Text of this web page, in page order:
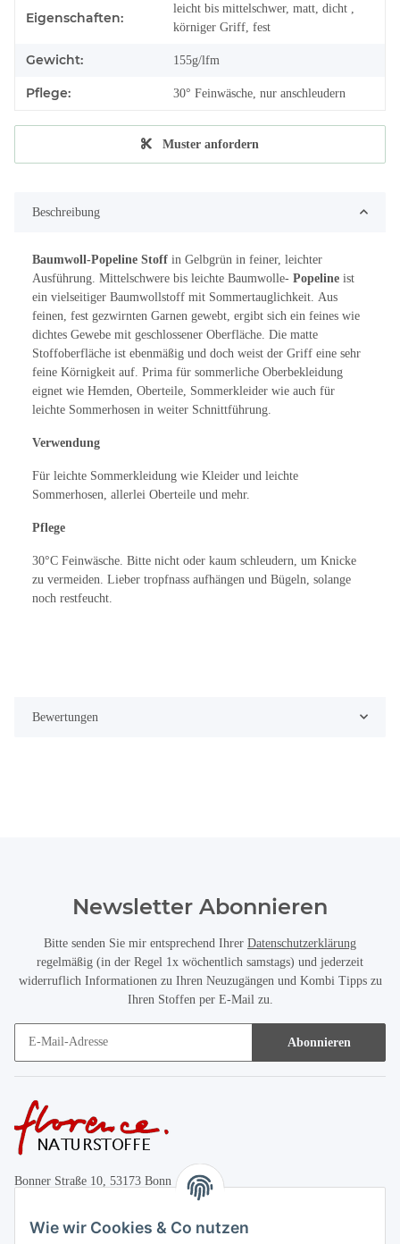
Eigenschaften:
leicht bis mittelschwer, matt, dicht ,
körniger Griff, fest
Gewicht: 155g/lfm
Pflege: 30° Feinwäsche, nur anschleudern
Muster anfordern
Beschreibung
Baumwoll-Popeline Stoff in Gelbgrün in feiner, leichter
Ausführung. Mittelschwere bis leichte Baumwolle- Popeline ist
ein vielseitiger Baumwollstoff mit Sommertauglichkeit. Aus
feinen, fest gezwirnten Garnen gewebt, ergibt sich ein feines wie
dichtes Gewebe mit geschlossener Oberfläche. Die matte
Stoffoberfläche ist ebenmäßig und doch weist der Griff eine sehr
feine Körnigkeit auf. Prima für sommerliche Oberbekleidung
eignet wie Hemden, Oberteile, Sommerkleider wie auch für
leichte Sommerhosen in weiter Schnittführung.
Verwendung
Für leichte Sommerkleidung wie Kleider und leichte
Sommerhosen, allerlei Oberteile und mehr.
Pflege
30°C Feinwäsche. Bitte nicht oder kaum schleudern, um Knicke
zu vermeiden. Lieber tropfnass aufhängen und Bügeln, solange
noch restfeucht.
Bewertungen
Newsletter Abonnieren
Bitte senden Sie mir entsprechend Ihrer Datenschutzerklärung
regelmäßig (in der Regel 1x wöchentlich samstags) und jederzeit
widerruflich Informationen zu Ihren Neuzugängen und Kombi Tipps zu
Ihren Stoffen per E-Mail zu.
Abonnieren
Bonner Straße 10, 53173 Bonn
Wie wir Cookies & Co nutzen